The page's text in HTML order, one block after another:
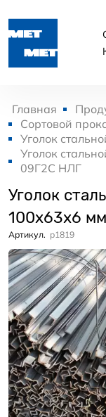
Главная
Сортовой
Уголок
Уголок
09Г2С НЛГ
Уголок
100x63x6
Артикул. p1819